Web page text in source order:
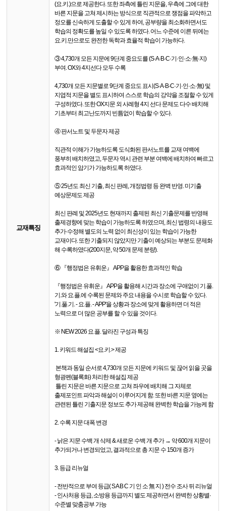
교재특징
(요.키.)으로 제공한다. 또한 좌측에 틀린 지문을, 우측에 그에 대한
바른 지문을 고쳐 제시하는 방식으로 직관적으로 쟁점을 파악하고
정오를 신속하게 도출할 수 있게 하여, 공부량을 최소화하면서도
학습의 정확도를 높일 수 있도록 하였다. 어느 수준에 이른 뒤에는
요.키.만으로도 완전한 독학과 효율적 학습이 가능하다.
③ 4,730개 모든 지문에 9단계 중요도를 (S·A·B·C·기·인·소·無·지)
부여. OX와 4지선다 모두 수록
4,730개 모든 지문별로 9단계 중요도 표시(S·A·B·C·기·인·소·無) 및
지엽적 지문을 별도 표시하여 스스로 학습의 강약을 조절할 수 있게
구성하였다. 또한 OX지문 외 사례형 4지 선다 문제도 다수 배치해
기초부터 최고난도까지 빈틈없이 학습할 수 있다.
④ 판서노트 및 두문자 제공
직관적 이해가 가능하도록 도식화된 판서노트를 교재 여백에
풍부히 배치하였고, 두문자 역시 관련 부분 여백에 배치하여 빠르고
효과적인 암기가 가능하도록 하였다.
⑤ 25년도 최신 기출, 최신 판례, 개정법령 등 완벽 반영. 미기출
예상문제도 제공
최신 판례 및 2025년도 현재까지 출제된 최신 기출문제를 반영해
출제경향에 맞는 학습이 가능하도록 하였으며, 최신 법령의 내용도
추가·수정해 별도의 노력 없이 최신성이 있는 학습이 가능한
교재이다. 또한 기출되지 않았지만 기출이 예상되는 부분도 문제화
해 수록하였다(200지문, 약 50개 문제 분량).
⑥ 『행정법은 유휘운』 APP을 활용한 효과적인 학습
『행정법은 유휘운』 APP을 활용해 시간과 장소에 구애없이 기.풀.
기.와 요.플.에 수록된 문제와 주요 내용을 수시로 학습할 수 있다.
'기.풀.기. - 요.플. - APP'을 상황과 장소에 맞게 활용하면 더 적은
노력으로 더 많은 공부를 할 수 있을 것이다.
※ NEW 2026 요.플. 달라진 구성과 특징
1. 키워드 해설집 <요.키.> 제공
­ 본책과 동일 순서로 4,730개 모든 지문에 키워드 및 끊어 읽을 곳을
형광펜(블록화) 처리한 해설집 제공
­ 틀린 지문은 바른 지문으로 고쳐 좌우에 배치해 그 자체로
출제포인트 파악과 해설이 이루어지게 함. 또한 바른 지문 옆에는
관련된 틀린 기출지문 정보도 추가 제공해 완벽한 학습을 가능케 함
2. 수록 지문 대폭 변경
- 낡은 지문 수백 개 삭제 & 새로운 수백 개 추가 → 약 600개 지문이
추가되거나 변경되었고, 결과적으로 총 지문 수 150개 증가
3. 등급 리뉴얼
- 전반적으로 부여 등급( S A B C 기 인 소 無 지 ) 전수 조사 뒤 리뉴얼
- 인사처용 등급, 소방용 등급까지 별도 제공하면서 완벽한 상황별·
수준별 맞춤공부 가능